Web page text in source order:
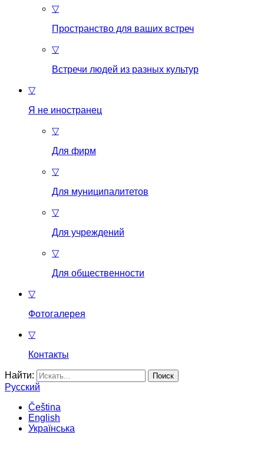
▽
Пространство для ваших встреч
▽
Встречи людей из разных культур
▽
Я не иностранец
▽
Для фирм
▽
Для муниципалитетов
▽
Для учреждений
▽
Для общественности
▽
Фотогалерея
▽
Контакты
Найти:
Русский
Čeština
English
Українська